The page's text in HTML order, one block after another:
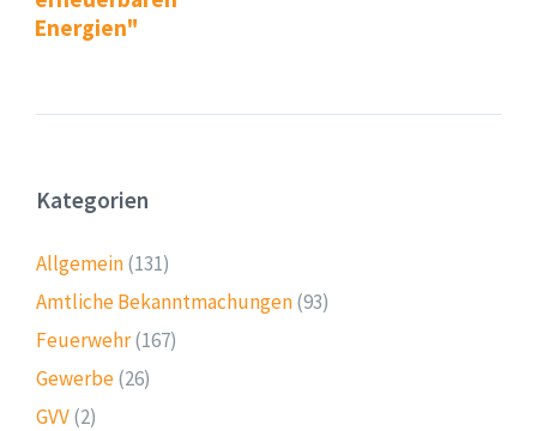
Energien"
Kategorien
Allgemein(131)
Amtliche Bekanntmachungen(93)
Feuerwehr(167)
Gewerbe(26)
GVV(2)